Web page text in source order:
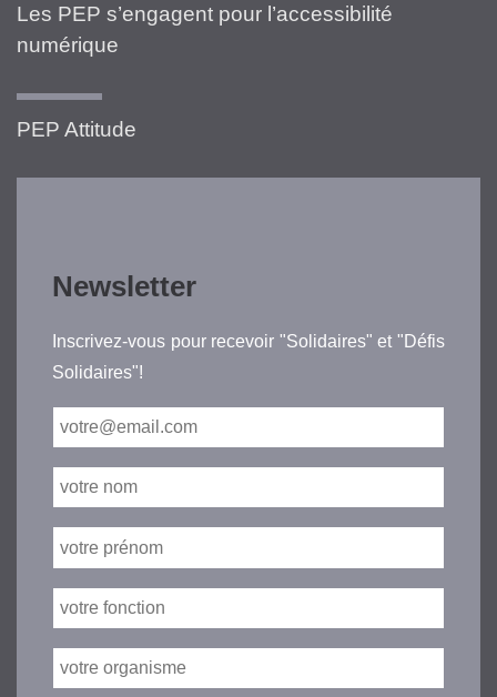
Les PEP s’engagent pour l’accessibilité
numérique
PEP Attitude
Newsletter
Inscrivez-vous pour recevoir "Solidaires" et "Défis
Solidaires"!